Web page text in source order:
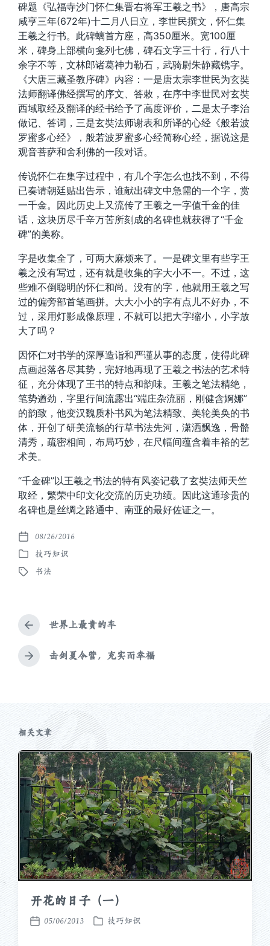
碑题《弘福寺沙门怀仁集晋右将军王羲之书》，唐高宗
咸亨三年(672年)十二月八日立，李世民撰文，怀仁集
王羲之行书。此碑螭首方座，高350厘米。宽100厘
米，碑身上部横向龛列七佛，碑石文字三十行，行八十
余字不等，文林郎诸葛神力勒石，武骑尉朱静藏镌字。
《大唐三藏圣教序碑》内容：一是唐太宗李世民为玄奘
法师翻译佛经撰写的序文、答敕，在序中李世民对玄奘
西域取经及翻译的经书给予了高度评价，二是太子李治
做记、答词，三是玄奘法师谢表和所译的心经《般若波
罗蜜多心经》，般若波罗蜜多心经简称心经，据说这是
观音菩萨和舍利佛的一段对话。
传说怀仁在集字过程中，有几个字怎么也找不到，不得
已奏请朝廷贴出告示，谁献出碑文中急需的一个字，赏
一千金。因此历史上又流传了王羲之一字值千金的佳
话，这块历尽千辛万苦所刻成的名碑也就获得了“千金
碑”的美称。
字是收集全了，可两大麻烦来了。一是碑文里有些字王
羲之没有写过，还有就是收集的字大小不一。不过，这
些难不倒聪明的怀仁和尚。没有的字，他就用王羲之写
过的偏旁部首笔画拼。大大小小的字有点儿不好办，不
过，采用灯影成像原理，不就可以把大字缩小，小字放
大了吗？
因怀仁对书学的深厚造诣和严谨从事的态度，使得此碑
点画起落各尽其势，完好地再现了王羲之书法的艺术特
征，充分体现了王书的特点和韵味。王羲之笔法精绝，
笔势遒劲，字里行间流露出“端庄杂流丽，刚健含婀娜”
的韵致，他变汉魏质朴书风为笔法精致、美轮美奂的书
体，开创了研美流畅的行草书法先河，潇洒飘逸，骨骼
清秀，疏密相间，布局巧妙，在尺幅间蕴含着丰裕的艺
术美。
“千金碑”以王羲之书法的特有风姿记载了玄奘法师天竺
取经，繁荣中印文化交流的历史功绩。因此这通珍贵的
名碑也是丝绸之路通中、南亚的最好佐证之一。
发
布
日
期
08/26/2016
发
布
技巧知识
标
书法
上
篇
文
章
世界上最贵的车
下
击剑夏令营，充实而幸福
相关文章
开花的日子（一）
发
05/06/2013
发
技巧知识